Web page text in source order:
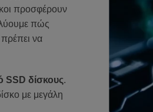
προσφέρουν
πώς
πρέπει να
δίσκους.
με μεγάλη